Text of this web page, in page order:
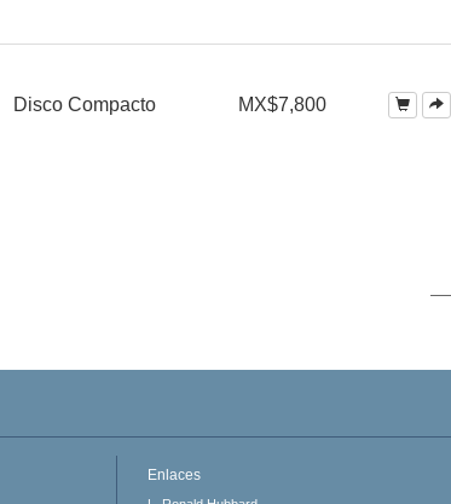
Disco Compacto MX$7,800
Enlaces